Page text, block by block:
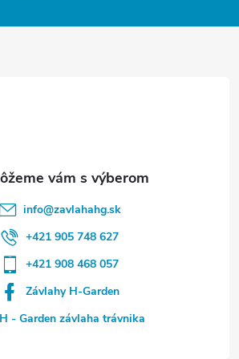
info@zavlahahg.sk
+421 905 748 627
+421 908 468 057
Závlahy H-Garden
H - Garden závlaha trávnika